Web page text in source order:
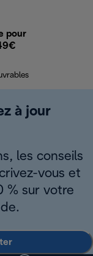
pour
à jour
les conseils
vous et
% sur votre